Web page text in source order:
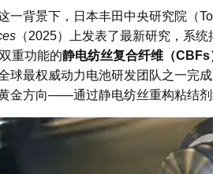
一背景下，日本丰田中央研究院（
（2025）上发表了最新研究，系
重功能的静电纺丝复合纤维（CBFs
球最权威动力电池研发团队之一完
金方向——通过静电纺丝重构粘结剂